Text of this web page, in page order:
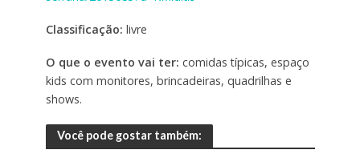
Classificação: livre
O que o evento vai ter: comidas típicas, espaço
kids com monitores, brincadeiras, quadrilhas e
shows.
Você pode gostar também: